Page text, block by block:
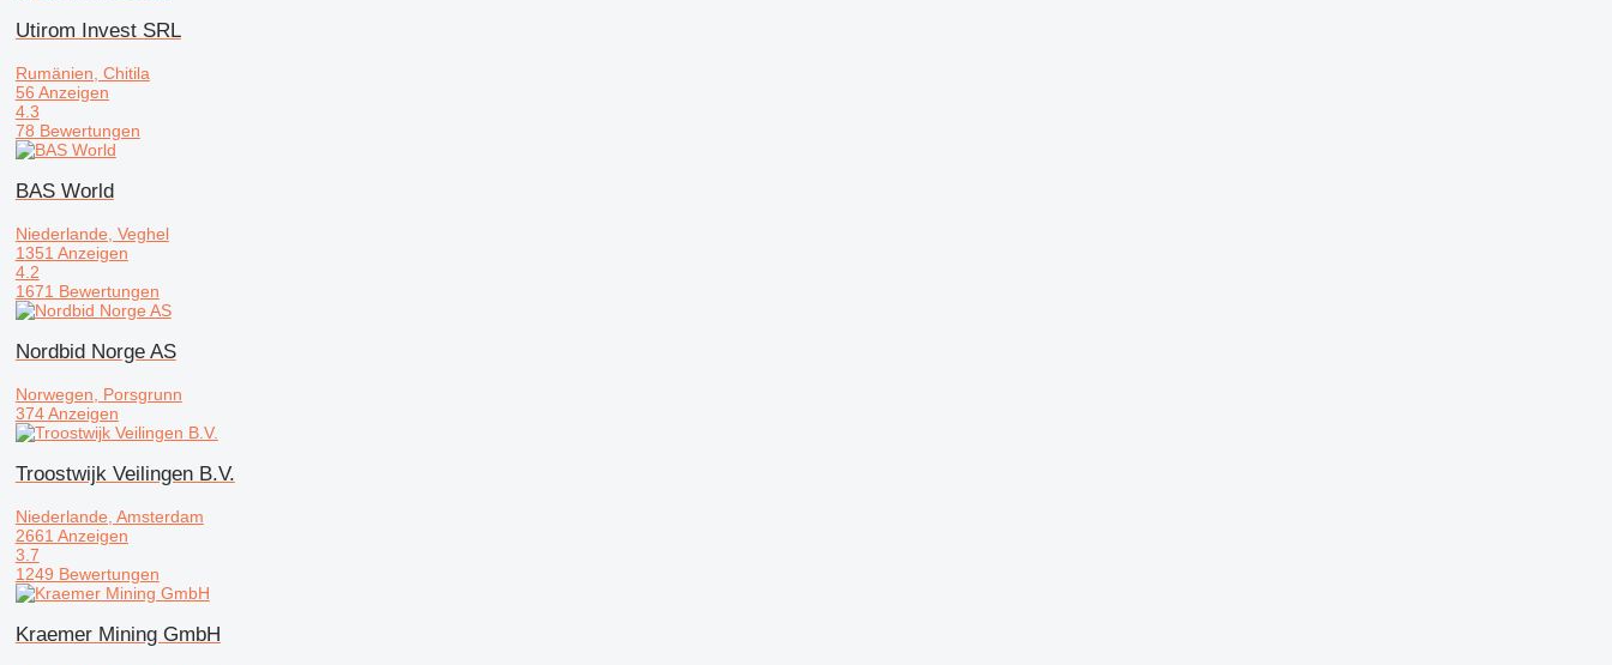
Utirom Invest SRL
Rumänien, Chitila
56 Anzeigen
4.3
78 Bewertungen
BAS World
Niederlande, Veghel
1351 Anzeigen
4.2
1671 Bewertungen
Nordbid Norge AS
Norwegen, Porsgrunn
374 Anzeigen
Troostwijk Veilingen B.V.
Niederlande, Amsterdam
2661 Anzeigen
3.7
1249 Bewertungen
Kraemer Mining GmbH